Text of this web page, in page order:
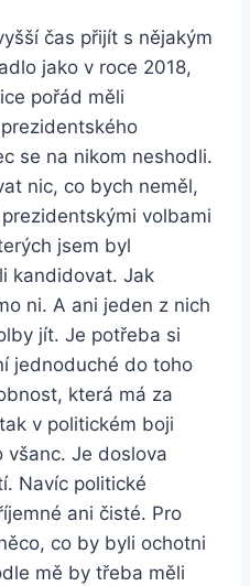
čas přijít s nějakým
jako v roce 2018,
pořád měli
se na nikom neshodli.
nic, co bych neměl,
volbami
jsem byl
kandidovat. Jak
ni. A ani jeden z nich
jít. Je potřeba si
jednoduché do toho
která má za
v politickém boji
všanc. Je doslova
Navíc politické
ani čisté. Pro
co by byli ochotni
mě by třeba měli